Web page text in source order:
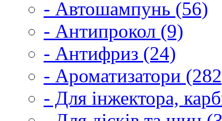
- Автошампунь (56)
- Антипрокол (9)
- Антифриз (24)
- Ароматизатори
- Для інжектора,